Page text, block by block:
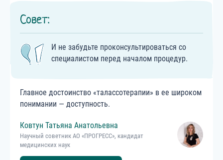
Совет:
И не забудьте проконсультироваться со
специалистом перед началом процедур.
Главное достоинство «талассотерапии» в ее широком
понимании — доступность.
Ковтун Татьяна Анатольевна
Научный советник АО «ПРОГРЕСС», кандидат
медицинских наук